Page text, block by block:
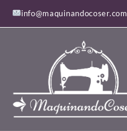
contenido
info@maquinandocoser.com